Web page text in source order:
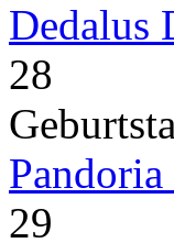
Dedalus
28
29